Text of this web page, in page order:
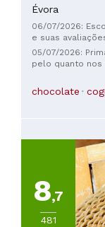
Évora
06/07/2026:
e suas
experiência
estrutura de
(recepcionada
cliente. Um
expectativas,
05/07/2026:
pelo quanto nos
chocolate
8,7
481